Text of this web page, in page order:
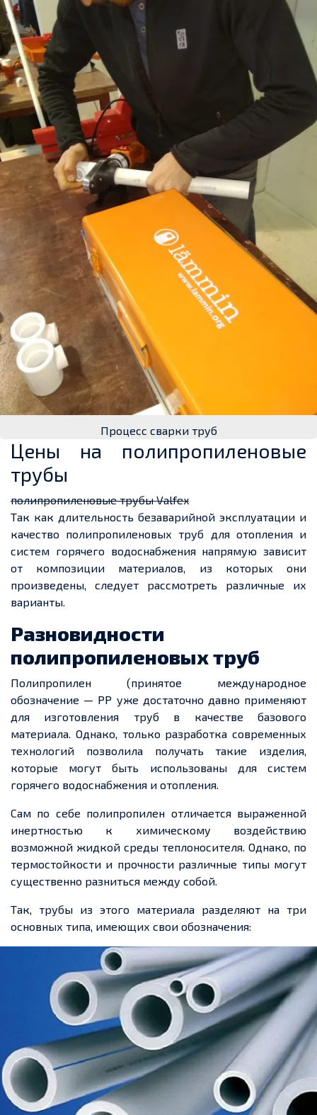
Процесс сварки труб
Цены на полипропиленовые
трубы
полипропиленовые трубы Valfex
Так как длительность безаварийной эксплуатации и
качество полипропиленовых труб для отопления и
систем горячего водоснабжения напрямую зависит
от композиции материалов, из которых они
произведены, следует рассмотреть различные их
варианты.
Разновидности
полипропиленовых труб
Полипропилен (принятое международное
обозначение — РР уже достаточно давно применяют
для изготовления труб в качестве базового
материала. Однако, только разработка современных
технологий позволила получать такие изделия,
которые могут быть использованы для систем
горячего водоснабжения и отопления.
Сам по себе полипропилен отличается выраженной
инертностью к химическому воздействию
возможной жидкой среды теплоносителя. Однако, по
термостойкости и прочности различные типы могут
существенно разниться между собой.
Так, трубы из этого материала разделяют на три
основных типа, имеющих свои обозначения: